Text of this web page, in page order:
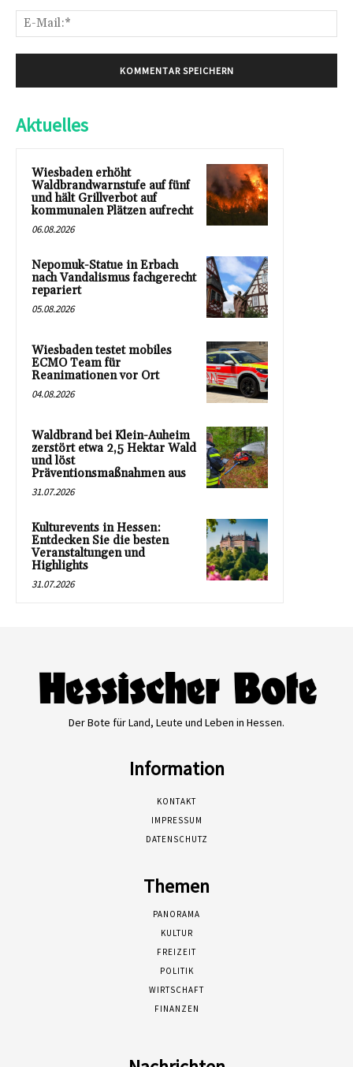
Aktuelles
Wiesbaden erhöht
Waldbrandwarnstufe auf fünf
und hält Grillverbot auf
kommunalen Plätzen aufrecht
06.08.2026
Nepomuk-Statue in Erbach
nach Vandalismus fachgerecht
repariert
05.08.2026
Wiesbaden testet mobiles
ECMO Team für
Reanimationen vor Ort
04.08.2026
Waldbrand bei Klein-Auheim
zerstört etwa 2,5 Hektar Wald
und löst
Präventionsmaßnahmen aus
31.07.2026
Kulturevents in Hessen:
Entdecken Sie die besten
Veranstaltungen und
Highlights
31.07.2026
Der Bote für Land, Leute und Leben in Hessen.
Information
KONTAKT
IMPRESSUM
DATENSCHUTZ
Themen
PANORAMA
KULTUR
FREIZEIT
POLITIK
WIRTSCHAFT
FINANZEN